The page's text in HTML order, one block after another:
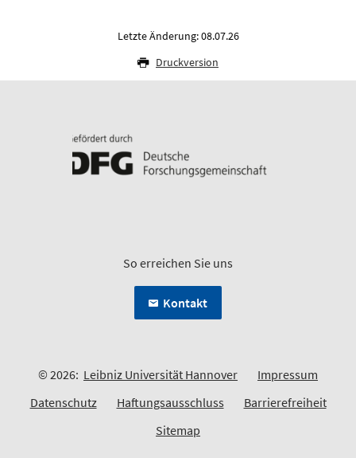
Letzte Änderung: 08.07.26
Druckversion
So erreichen Sie uns
Kontakt
© 2026: Leibniz Universität Hannover
Impressum
Datenschutz
Haftungsausschluss
Barrierefreiheit
Sitemap